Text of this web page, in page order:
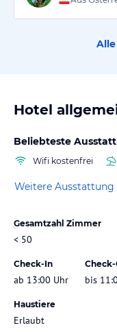
Hotel
Beliebteste
Wifi kostenfrei
Weitere Ausstattung
Gesamtzahl Zimmer
< 50
Check-In
ab 13:00 Uhr bis
Haustiere
Erlaubt